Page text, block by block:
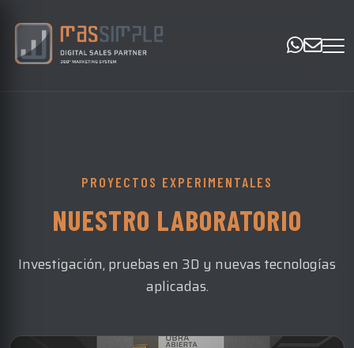
PROYECTOS EXPERIMENTALES
NUESTRO LABORATORIO
Investigación, pruebas en 3D y nuevas tecnologías
aplicadas.